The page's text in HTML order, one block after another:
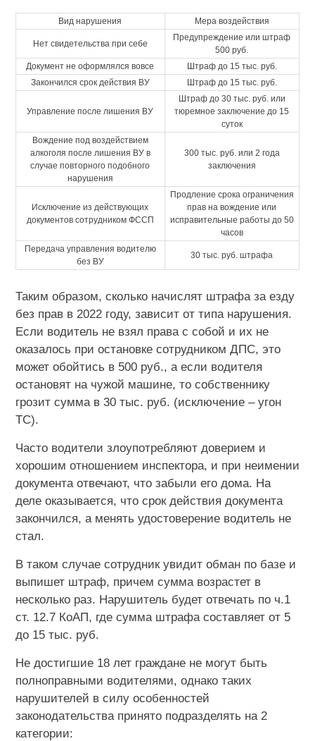
Вид нарушения Мера воздействия
Нет свидетельства при себе
Предупреждение или штраф
500 руб.
Документ не оформлялся вовсе
Штраф до 15 тыс. руб.
Закончился срок действия ВУ
Штраф до 15 тыс. руб.
Управление после лишения ВУ
Штраф до 30 тыс. руб. или
тюремное заключение до 15
суток
Вождение под воздействием
алкоголя после лишения ВУ в
случае повторного подобного
нарушения
300 тыс. руб. или 2 года
заключения
Исключение из действующих
документов сотрудником ФССП
Продление срока ограничения
прав на вождение или
исправительные работы до 50
часов
Передача управления водителю
без ВУ
30 тыс. руб. штрафа
Таким образом, сколько начислят штрафа за езду
без прав в 2022 году, зависит от типа нарушения.
Если водитель не взял права с собой и их не
оказалось при остановке сотрудником ДПС, это
может обойтись в 500 руб., а если водителя
остановят на чужой машине, то собственнику
грозит сумма в 30 тыс. руб. (исключение – угон
ТС).
Часто водители злоупотребляют доверием и
хорошим отношением инспектора, и при неимении
документа отвечают, что забыли его дома. На
деле оказывается, что срок действия документа
закончился, а менять удостоверение водитель не
стал.
В таком случае сотрудник увидит обман по базе и
выпишет штраф, причем сумма возрастет в
несколько раз. Нарушитель будет отвечать по ч.1
ст. 12.7 КоАП, где сумма штрафа составляет от 5
до 15 тыс. руб.
Не достигшие 18 лет граждане не могут быть
полноправными водителями, однако таких
нарушителей в силу особенностей
законодательства принято подразделять на 2
категории: